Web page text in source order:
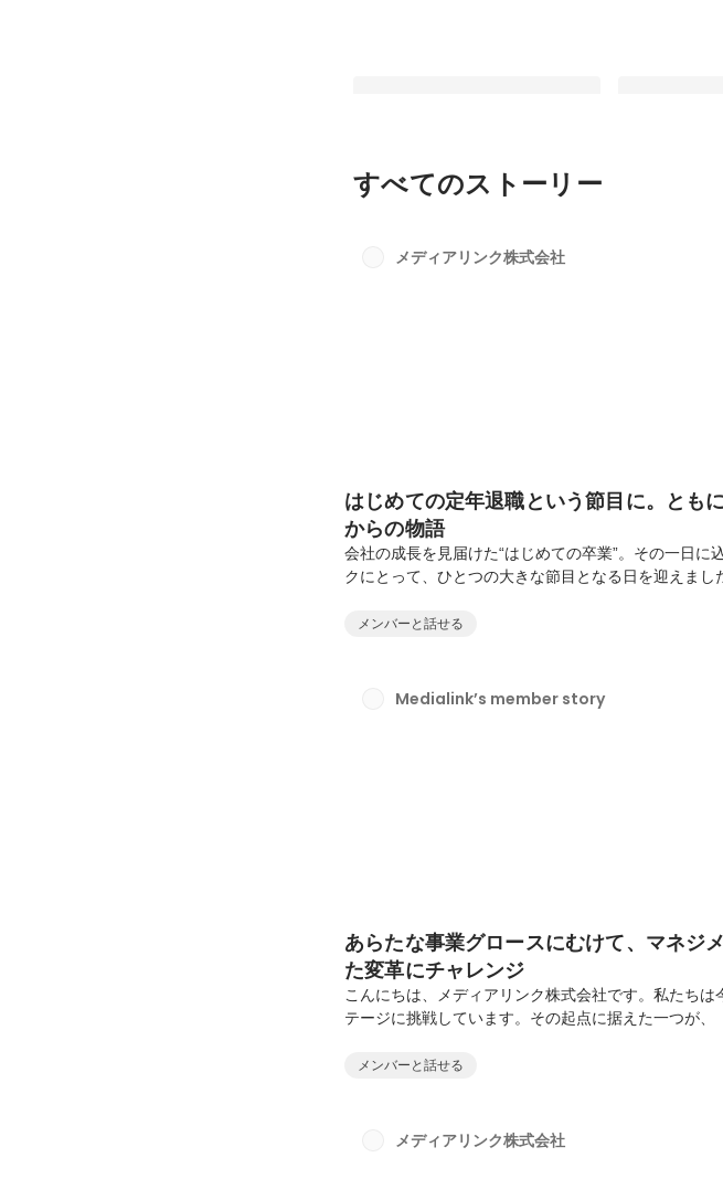
い」とは。
固定された投稿
すべてのストーリー
メディアリンク株式会社
はじめての定年退職という節目に。とも
からの物語
会社の成長を見届けた“はじめての卒業”。その一日に
クにとって、ひとつの大きな節目となる日を迎えまし
成長してきましたが、「定年」という形を迎えたの今
はシンプルです。本人からの挨拶、同僚・社長からの
メンバーと話せる
Medialink’s member story
あらたな事業グロースにむけて、マネジ
た変革にチャレンジ
こんにちは、メディアリンク株式会社です。私たちは
テージに挑戦しています。その起点に据えた一つが、
たる伴走型のマネジメント研修を実施しました。メデ
長してきました。言い換えると、型に当てはめるより
メンバーと話せる
メディアリンク株式会社